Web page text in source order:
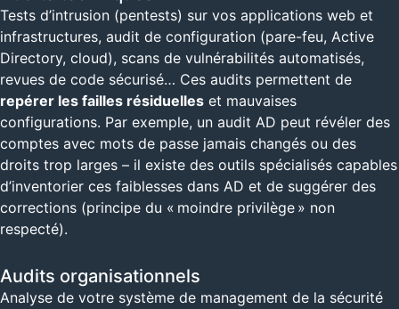
Tests d’intrusion (pentests) sur vos applications web et
infrastructures, audit de configuration (pare-feu, Active
Directory, cloud), scans de vulnérabilités automatisés,
revues de code sécurisé… Ces audits permettent de
repérer les failles résiduelles et mauvaises
configurations. Par exemple, un audit AD peut révéler des
comptes avec mots de passe jamais changés ou des
droits trop larges – il existe des outils spécialisés capables
d’inventorier ces faiblesses dans AD et de suggérer des
corrections (principe du « moindre privilège » non
respecté).
Audits organisationnels
Analyse de votre système de management de la sécurité